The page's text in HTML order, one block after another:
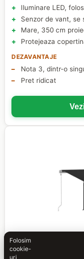
Iluminare LED,
Senzor de vant, se
Mare, 350 cm
Protejeaza
DEZAVANTAJE
Nota 3, dintr-o
Pret ridicat
CEA MAI COMPLETA, 5
Folosim
cookie-
uri